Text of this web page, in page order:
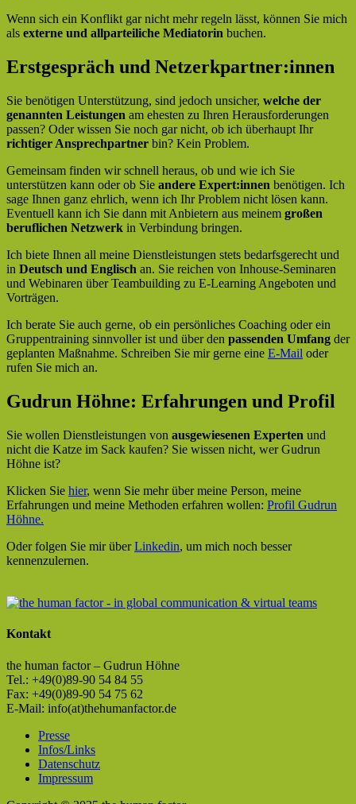
Wenn sich ein Konflikt gar nicht mehr regeln lässt, können Sie mich
als externe und allparteiliche Mediatorin buchen.
Erstgespräch und Netzerkpartner:innen
Sie benötigen Unterstützung, sind jedoch unsicher, welche der
genannten Leistungen am ehesten zu Ihren Herausforderungen
passen? Oder wissen Sie noch gar nicht, ob ich überhaupt Ihr
richtiger Ansprechpartner bin? Kein Problem.
Gemeinsam finden wir schnell heraus, ob und wie ich Sie
unterstützen kann oder ob Sie andere Expert:innen benötigen. Ich
sage Ihnen ganz ehrlich, wenn ich Ihr Problem nicht lösen kann.
Eventuell kann ich Sie dann mit Anbietern aus meinem großen
beruflichen Netzwerk in Verbindung bringen.
Ich biete Ihnen all meine Dienstleistungen stets bedarfsgerecht und
in Deutsch und Englisch an. Sie reichen von Inhouse-Seminaren
und Webinaren über Teambuilding zu E-Learning Angeboten und
Vorträgen.
Ich berate Sie auch gerne, ob ein persönliches Coaching oder ein
Gruppentraining sinnvoller ist und über den passenden Umfang der
geplanten Maßnahme. Schreiben Sie mir gerne eine E-Mail oder
rufen Sie mich an.
Gudrun Höhne: Erfahrungen und Profil
Sie wollen Dienstleistungen von ausgewiesenen Experten und
nicht die Katze im Sack kaufen? Sie wissen nicht, wer Gudrun
Höhne ist?
Klicken Sie hier, wenn Sie mehr über meine Person, meine
Erfahrungen und meine Methoden erfahren wollen: Profil Gudrun
Höhne.
Oder folgen Sie mir überLinkedin, um mich noch besser
kennenzulernen.
Kontakt
the human factor – Gudrun Höhne
Tel.: +49(0)89-90 54 84 55
Fax: +49(0)89-90 54 75 62
E-Mail: info(at)thehumanfactor.de
Presse
Infos/Links
Datenschutz
Impressum